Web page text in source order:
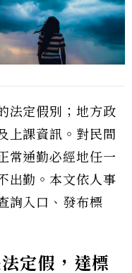
法定假別；地方政
上課資訊。對民間
常通勤必經地任一
出勤。本文依人事
詢入口、發布標
定假，達標